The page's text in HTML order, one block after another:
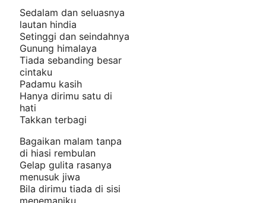
Sedalam dan seluasnya
lautan hindia
Setinggi dan seindahnya
Gunung himalaya
Tiada sebanding besar
cintaku
Padamu kasih
Hanya dirimu satu di
hati
Takkan terbagi
Bagaikan malam tanpa
di hiasi rembulan
Gelap gulita rasanya
menusuk jiwa
Bila dirimu tiada di sisi